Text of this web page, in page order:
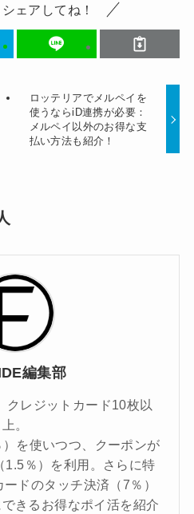
ェアしてね！
ロッテリアでメルペイを
使うならiD連携が必要：
メルペイ以外のお得な支
払い方法も紹介！
編集部
クレジットカード10枚以
上。
を使いつつ、クーポンが
1.5％）を利用。さらに特
ドのタッチ決済（7％）
きるお得なポイ活を紹介